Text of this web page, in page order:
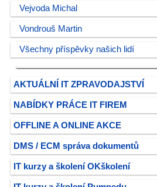
Vejvoda Michal
Vondrouš Martin
Všechny příspěvky našich lidí
AKTUÁLNÍ IT ZPRAVODAJSTVÍ
NABÍDKY PRÁCE IT FIREM
OFFLINE A ONLINE AKCE
DMS / ECM správa dokumentů
IT kurzy a školení OKškolení